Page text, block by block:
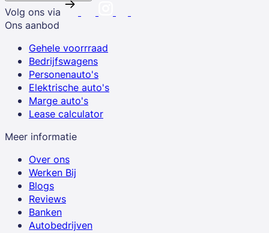
Volg ons via
Ons aanbod
Gehele voorrraad
Bedrijfswagens
Personenauto's
Elektrische auto's
Marge auto's
Lease calculator
Meer informatie
Over ons
Werken Bij
Blogs
Reviews
Banken
Autobedrijven